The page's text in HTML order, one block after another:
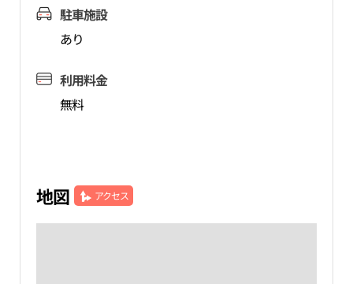
駐車施設
あり
利用料金
無料
地図 アクセス